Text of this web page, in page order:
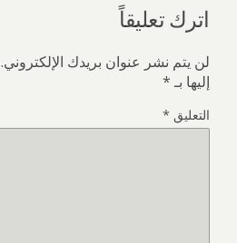
اترك تعليقاً
لن يتم نشر عنوان بريدك الإلكتروني.
إليها بـ*
التعليق *